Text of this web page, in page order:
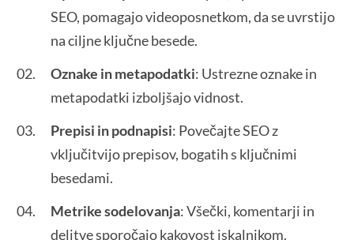
SEO, pomagajo videoposnetkom, da se uvrstijo
na ciljne ključne besede.
Oznake in metapodatki: Ustrezne oznake in
metapodatki izboljšajo vidnost.
Prepisi in podnapisi: Povečajte SEO z
vključitvijo prepisov, bogatih s ključnimi
besedami.
Metrike sodelovanja: Všečki, komentarji in
delitve sporočajo kakovost iskalnikom.